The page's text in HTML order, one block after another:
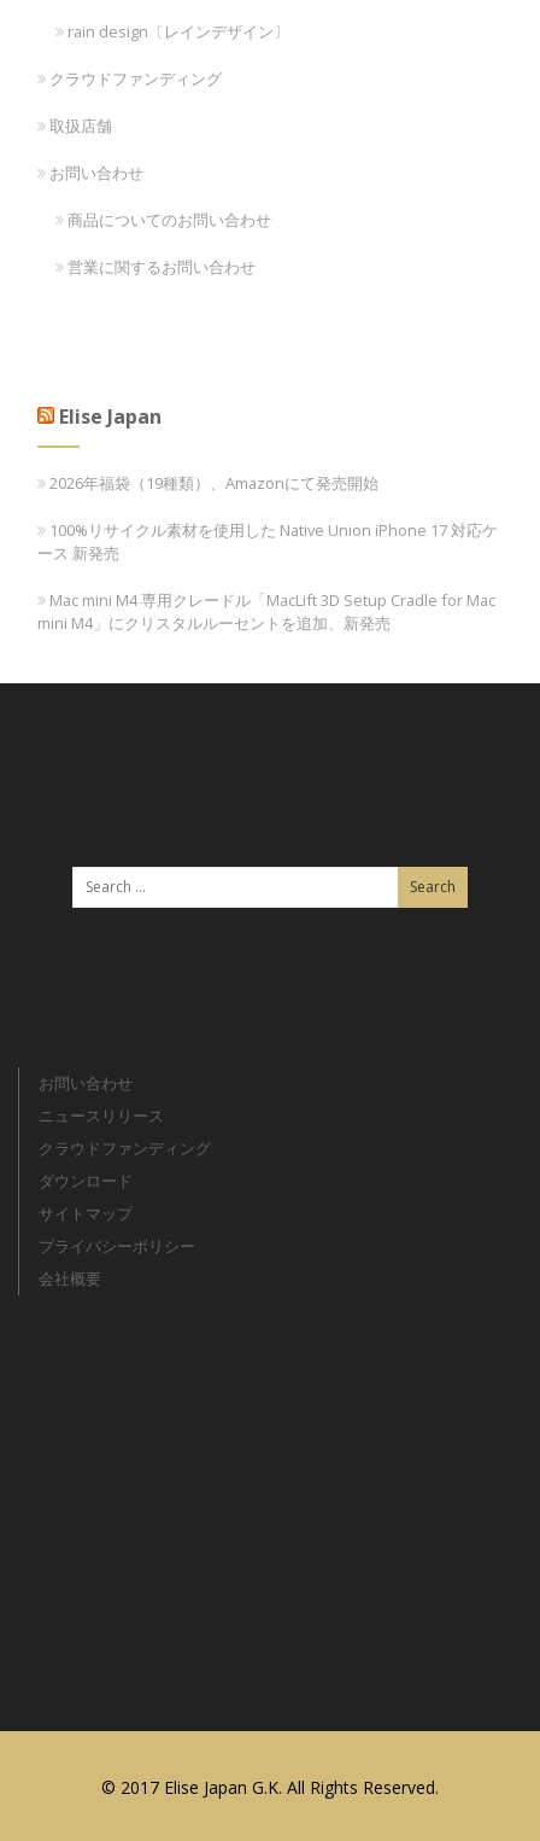
rain design〔レインデザイン〕
クラウドファンディング
取扱店舗
お問い合わせ
商品についてのお問い合わせ
営業に関するお問い合わせ
Elise Japan
2026年福袋（19種類）、Amazonにて発売開始
100%リサイクル素材を使用した Native Union iPhone 17 対応ケ
ース 新発売
Mac mini M4 専用クレードル「MacLift 3D Setup Cradle for Mac
mini M4」にクリスタルルーセントを追加、新発売
お問い合わせ
ニュースリリース
クラウドファンディング
ダウンロード
サイトマップ
プライバシーポリシー
会社概要
© 2017 Elise Japan G.K. All Rights Reserved.